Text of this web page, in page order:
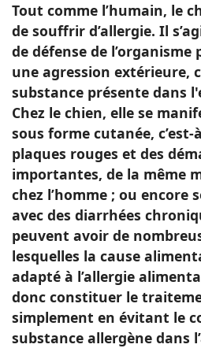
Tout comme l’humain, le
de souffrir d’allergie. Il
de défense de
une agression extérieure,
substance présente dans
Chez le chien, elle se
sous forme cutanée, c’est-
plaques rouges et des
importantes, de la même
chez l’homme ; ou encore
avec des diarrhées
peuvent avoir de
lesquelles la cause
adapté à l’allergie
donc constituer le
simplement en évitant le
substance allergène dans